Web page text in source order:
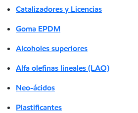
Catalizadores y Licencias
Goma EPDM
Alcoholes superiores
Alfa olefinas lineales (LAO)
Neo-ácidos
Plastificantes